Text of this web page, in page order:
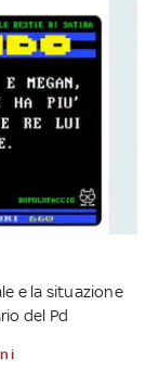
e la situazione
del Pd